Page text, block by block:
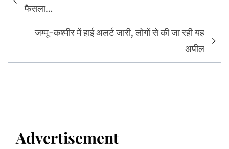
फैसला…
जम्मू-कश्मीर में हाई अलर्ट जारी, लोगों से की जा रही यह
अपील
Advertisement